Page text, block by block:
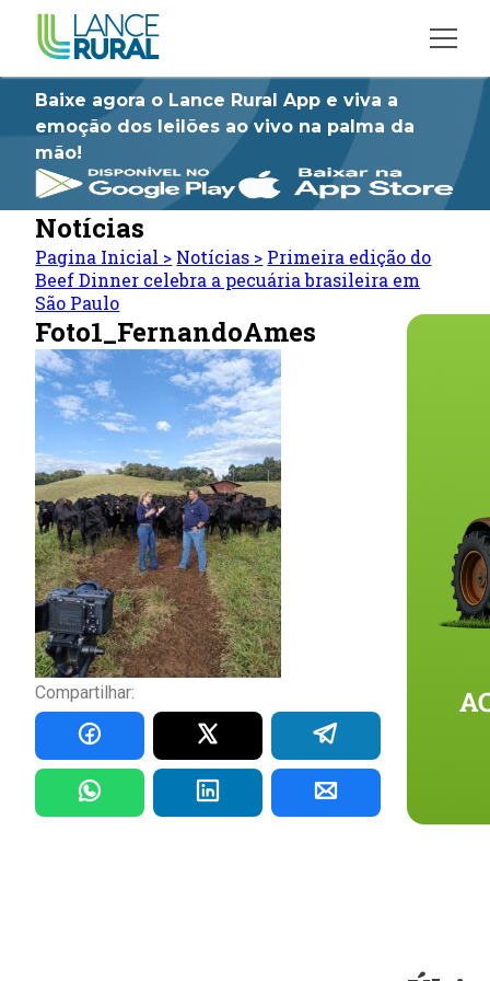
Baixe agora o Lance Rural App e viva a
emoção dos leilões ao vivo na palma da
mão!
Notícias
Pagina Inicial > Notícias > Primeira edição do
Beef Dinner celebra a pecuária brasileira em
São Paulo
Foto1_FernandoAmes
Compartilhar: